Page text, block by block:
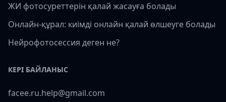
ЖИ фотосуреттерін қалай жасауға болады
Онлайн-құрал: киімді онлайн қалай өлшеуге болады
Нейрофотосессия деген не?
КЕРІ БАЙЛАНЫС
facee.ru.help@gmail.com